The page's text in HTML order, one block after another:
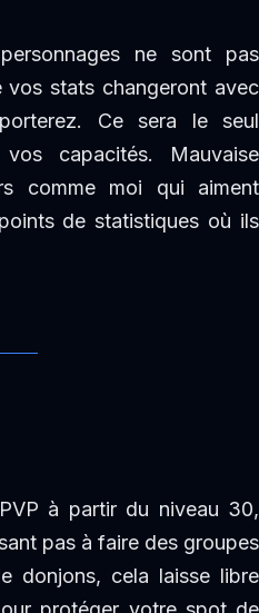
ne sont pas
vos stats changeront avec
Ce sera le seul
capacités. Mauvaise
comme moi qui aiment
de statistiques où ils
à partir du niveau 30,
pas à faire des groupes
donjons, cela laisse libre